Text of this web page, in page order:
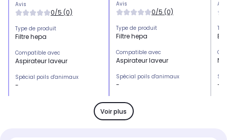
Avis
0/5 (0)
Type de produit
Filtre hepa
Compatible avec
Aspirateur laveur
Spécial poils d'animaux
-
Avis
0/5 (0)
Type de produit
Filtre hepa
Compatible avec
Aspirateur laveur
Spécial poils d'animaux
-
Pour sols durs
-
-
Voir plus